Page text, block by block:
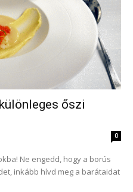
őszi
0
Ne engedd, hogy a borús
inkább hívd meg a barátaidat